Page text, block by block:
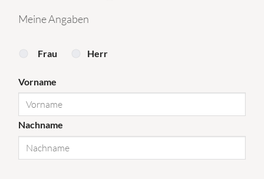
Meine Angaben
Frau Herr
Vorname
Nachname